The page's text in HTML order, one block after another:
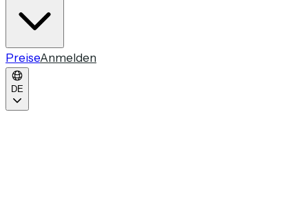
PreiseAnmelden
DE